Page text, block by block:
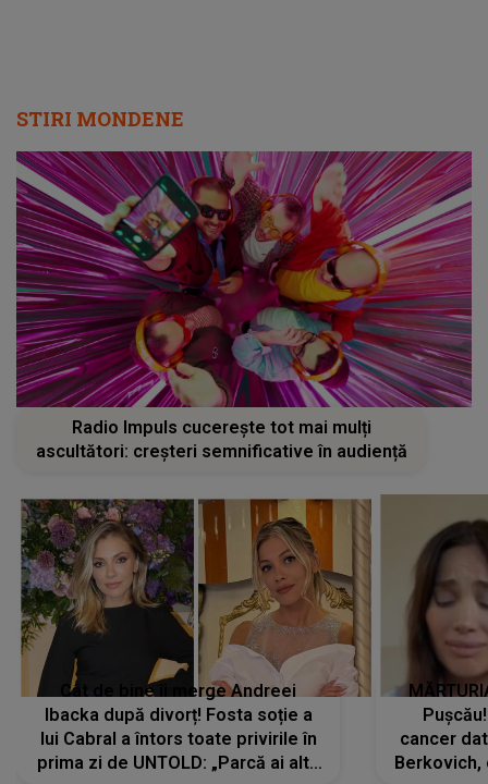
STIRI MONDENE
Radio Impuls cucerește tot mai mulți
ascultători: creșteri semnificative în audiență
Cât de bine îi merge Andreei
Ibacka după divorț! Fosta soție a
lui Cabral a întors toate privirile în
prima zi de UNTOLD: „Parcă ai altă
cancer
Berkovich,